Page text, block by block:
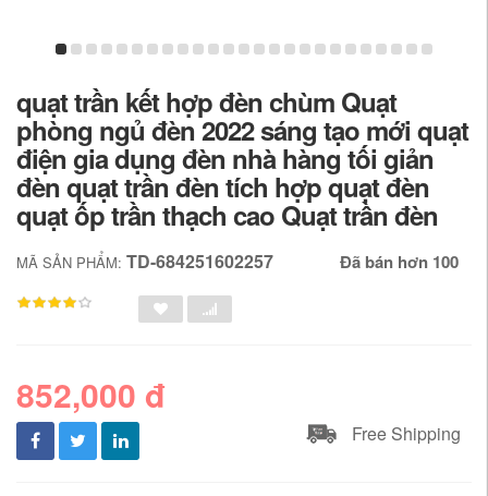
quạt trần kết hợp đèn chùm Quạt
phòng ngủ đèn 2022 sáng tạo mới quạt
điện gia dụng đèn nhà hàng tối giản
đèn quạt trần đèn tích hợp quạt đèn
quạt ốp trần thạch cao Quạt trần đèn
MÃ SẢN PHẨM: TD-684251602257 Đã bán hơn 100
852,000 đ
Free Shipping